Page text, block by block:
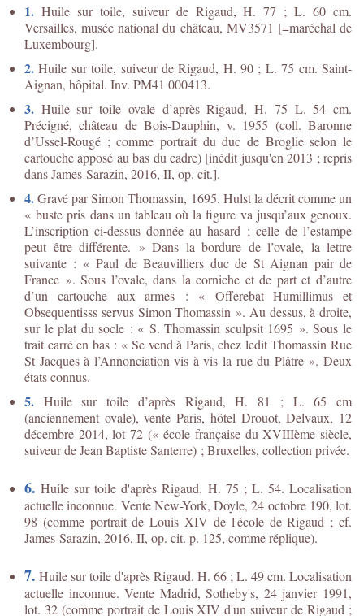
1. Huile sur toile, suiveur de Rigaud, H. 77 ; L. 60 cm.
Versailles, musée national du château, MV3571 [=maréchal de
Luxembourg].
2. Huile sur toile, suiveur de Rigaud, H. 90 ; L. 75 cm. Saint-
Aignan, hôpital. Inv. PM41 000413.
3. Huile sur toile ovale d’après Rigaud, H. 75 L. 54 cm.
Précigné, château de Bois-Dauphin, v. 1955 (coll. Baronne
d’Ussel-Rougé ; comme portrait du duc de Broglie selon le
cartouche apposé au bas du cadre) [inédit jusqu'en 2013 ; repris
dans James-Sarazin, 2016, II, op. cit.].
4.Gravé par Simon Thomassin, 1695. Hulst la décrit comme un
« buste pris dans un tableau où la figure va jusqu’aux genoux.
L’inscription ci-dessus donnée au hasard ; celle de l’estampe
peut être différente. » Dans la bordure de l’ovale, la lettre
suivante : « Paul de Beauvilliers duc de St Aignan pair de
France ». Sous l’ovale, dans la corniche et de part et d’autre
d’un cartouche aux armes : « Offerebat Humillimus et
Obsequentisss servus Simon Thomassin ». Au dessus, à droite,
sur le plat du socle : « S. Thomassin sculpsit 1695 ». Sous le
trait carré en bas : « Se vend à Paris, chez ledit Thomassin Rue
St Jacques à l’Annonciation vis à vis la rue du Plâtre ». Deux
états connus.
5. Huile sur toile d’après Rigaud, H. 81 ; L. 65 cm
(anciennement ovale), vente Paris, hôtel Drouot, Delvaux, 12
décembre 2014, lot 72 (« école française du XVIIIème siècle,
suiveur de Jean Baptiste Santerre) ; Bruxelles, collection privée.
6. Huile sur toile d'après Rigaud. H. 75 ; L. 54. Localisation
actuelle inconnue. Vente New-York, Doyle, 24 octobre 190, lot.
98 (comme portrait de Louis XIV de l'école de Rigaud ; cf.
James-Sarazin, 2016, II, op. cit. p. 125, comme réplique).
7. Huile sur toile d'après Rigaud. H. 66 ; L. 49 cm. Localisation
actuelle inconnue. Vente Madrid, Sotheby's, 24 janvier 1991,
lot. 32 (comme portrait de Louis XIV d'un suiveur de Rigaud ;